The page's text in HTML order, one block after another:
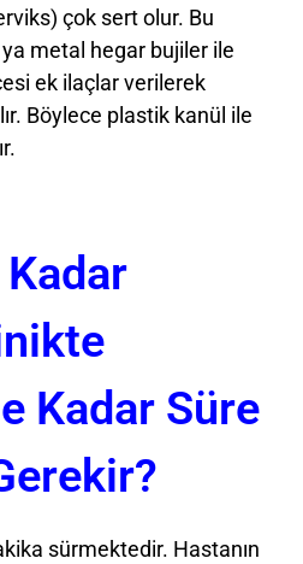
çok sert olur. Bu
metal hegar bujiler ile
ek ilaçlar verilerek
Böylece plastik kanül ile
Kadar Süre
sürmektedir. Hastanın